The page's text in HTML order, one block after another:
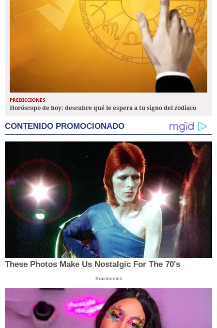
PREDICCIONES
Horóscopo de hoy: descubre qué le espera a tu signo del zodiaco
CONTENIDO PROMOCIONADO
These Photos Make Us Nostalgic For The 70's
Brainberries